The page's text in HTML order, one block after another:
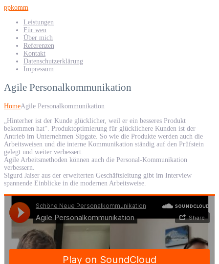
ppkomm
Leistungen
Für wen
Über mich
Referenzen
Kontakt
Datenschutzerklärung
Impressum
Agile Personalkommunikation
HomeAgile Personalkommunikation
„Hinterher ist der Kunde glücklicher, weil er ein besseres Produkt
bekommen hat“. Produktoptimierung für glücklichere Kunden ist der
Antrieb im Unternehmen Sipgate. So wie die Produkte werden auch die
Arbeitsweisen und die interne Kommunikation ständig auf den Prüfstein
gelegt und weiter verbessert.
Agile Arbeitsmethoden können auch die Personal-Kommunikation
verbessern.
Sigurd Jaiser aus der erweiterten Geschäftsleitung gibt im Interview
spannende Einblicke in die modernen Arbeitsweise.